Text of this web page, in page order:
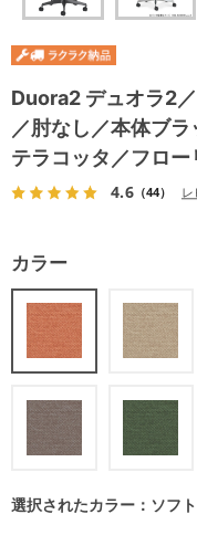
Duora2 デュオラ2
／肘なし／本体ブ
テラコッタ／フロ
4.6（44） レ
カラー
選択されたカラー：ソフ